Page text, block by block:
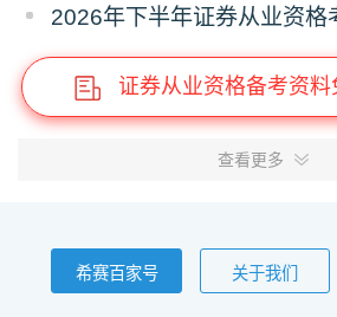
2026年下半年证券从业资格
证券从业资格备考资
查看更多
希赛百家号 关于我们